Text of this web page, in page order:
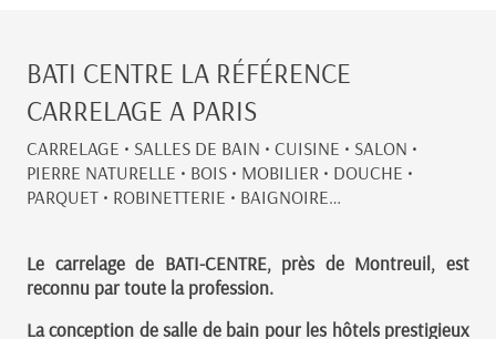
BATI CENTRE LA RÉFÉRENCE
CARRELAGE A PARIS
CARRELAGE • SALLES DE BAIN • CUISINE • SALON •
PIERRE NATURELLE • BOIS • MOBILIER • DOUCHE •
PARQUET • ROBINETTERIE • BAIGNOIRE…
Le carrelage de BATI-CENTRE, près de Montreuil, est
reconnu par toute la profession.
La conception de salle de bain pour les hôtels prestigieux